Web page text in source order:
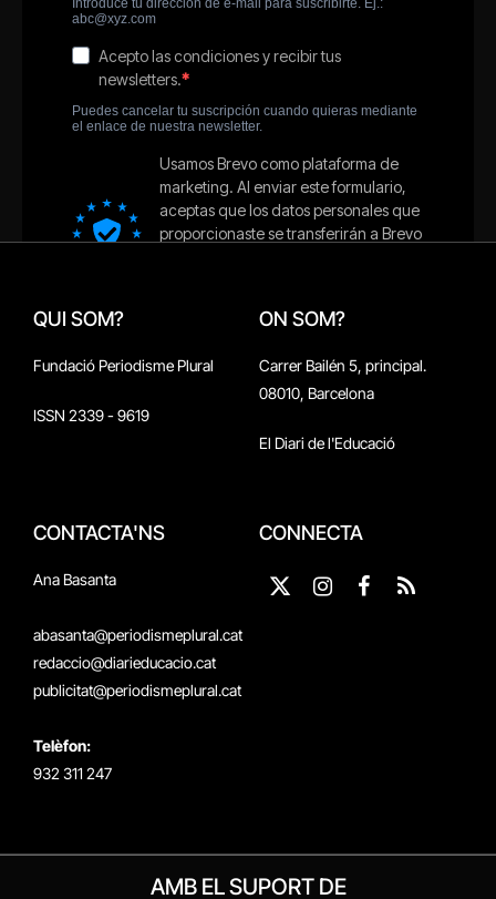
QUI SOM?
Fundació Periodisme Plural
ISSN 2339 - 9619
ON SOM?
Carrer Bailén 5, principal.
08010, Barcelona
El Diari de l'Educació
CONTACTA'NS
Ana Basanta
abasanta@periodismeplural.cat
redaccio@diarieducacio.cat
publicitat@periodismeplural.cat
Telèfon:
932 311 247
CONNECTA
X
Instagram
Facebook
RSS
AMB EL SUPORT DE